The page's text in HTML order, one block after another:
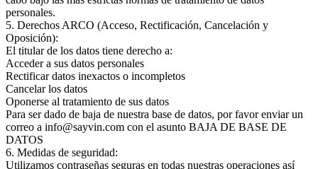
personales.
5. Derechos ARCO (Acceso, Rectificación, Cancelación y
Oposición):
El titular de los datos tiene derecho a:
Acceder a sus datos personales
Rectificar datos inexactos o incompletos
Cancelar los datos
Oponerse al tratamiento de sus datos
Para ser dado de baja de nuestra base de datos, por favor enviar un
correo a info@sayvin.com con el asunto BAJA DE BASE DE
DATOS
6. Medidas de seguridad:
Utilizamos contraseñas seguras en todas nuestras operaciones así